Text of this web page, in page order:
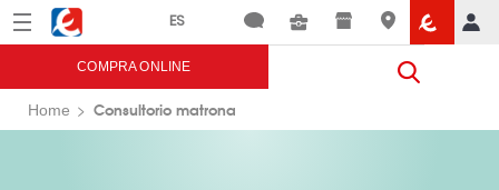
Menú Eroski
COMPRA ONLINE
Home Consultorio matrona